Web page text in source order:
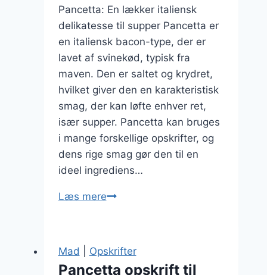
Pancetta: En lækker italiensk
delikatesse til supper Pancetta er
en italiensk bacon-type, der er
lavet af svinekød, typisk fra
maven. Den er saltet og krydret,
hvilket giver den en karakteristisk
smag, der kan løfte enhver ret,
især supper. Pancetta kan bruges
i mange forskellige opskrifter, og
dens rige smag gør den til en
ideel ingrediens…
Læs merePancetta
med
Mad Opskrifter
Pancetta opskrift til